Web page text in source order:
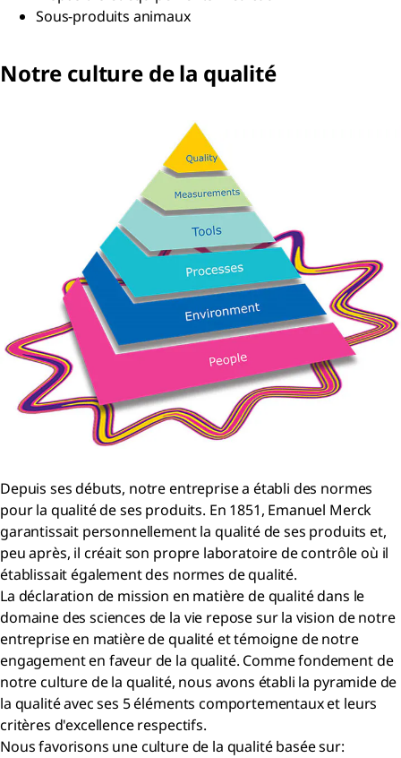
Sous-produits animaux
Notre culture de la qualité
Depuis ses débuts, notre entreprise a établi des normes
pour la qualité de ses produits. En 1851, Emanuel Merck
garantissait personnellement la qualité de ses produits et,
peu après, il créait son propre laboratoire de contrôle où il
établissait également des normes de qualité.
La déclaration de mission en matière de qualité dans le
domaine des sciences de la vie repose sur la vision de notre
entreprise en matière de qualité et témoigne de notre
engagement en faveur de la qualité. Comme fondement de
notre culture de la qualité, nous avons établi la pyramide de
la qualité avec ses 5 éléments comportementaux et leurs
critères d'excellence respectifs.
Nous favorisons une culture de la qualité basée sur: